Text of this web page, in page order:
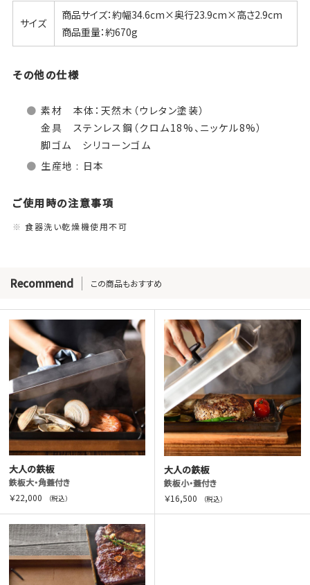
サイズ
商品サイズ：約幅34.6cm×奥行23.9cm×高さ2.9cm
商品重量：約670g
その他の仕様
素材 本体：天然木（ウレタン塗装）
金具 ステンレス鋼（クロム18%、ニッケル8%）
脚ゴム シリコーンゴム
生産地 : 日本
ご使用時の注意事項
食器洗い乾燥機使用不可
Recommend この商品もおすすめ
大人の鉄板
鉄板大・角蓋付き
￥22,000
（税込）
大人の鉄板
鉄板小・蓋付き
￥16,500
（税込）